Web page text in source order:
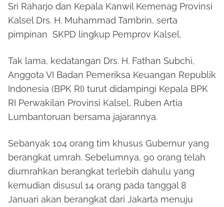
Sri Raharjo dan Kepala Kanwil Kemenag Provinsi
Kalsel Drs. H. Muhammad Tambrin, serta
pimpinan SKPD lingkup Pemprov Kalsel.
Tak lama, kedatangan Drs. H. Fathan Subchi,
Anggota VI Badan Pemeriksa Keuangan Republik
Indonesia (BPK RI) turut didampingi Kepala BPK
RI Perwakilan Provinsi Kalsel, Ruben Artia
Lumbantoruan bersama jajarannya.
Sebanyak 104 orang tim khusus Gubernur yang
berangkat umrah. Sebelumnya, 90 orang telah
diumrahkan berangkat terlebih dahulu yang
kemudian disusul 14 orang pada tanggal 8
Januari akan berangkat dari Jakarta menuju